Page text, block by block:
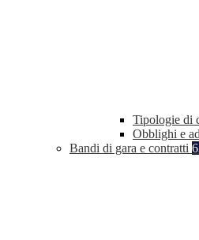
Tipologie di
Obblighi e
Bandi di gara e contratti